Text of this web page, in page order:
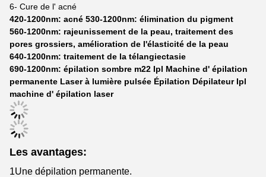
6- Cure de l' acné
420-1200nm: acné 530-1200nm: élimination du pigment
560-1200nm: rajeunissement de la peau, traitement des
pores grossiers, amélioration de l'élasticité de la peau
640-1200nm: traitement de la télangiectasie
690-1200nm: épilation sombre m22 Ipl Machine d' épilation
permanente Laser à lumière pulsée Épilation Dépilateur Ipl
machine d' épilation laser
Les avantages:
1Une dépilation permanente.